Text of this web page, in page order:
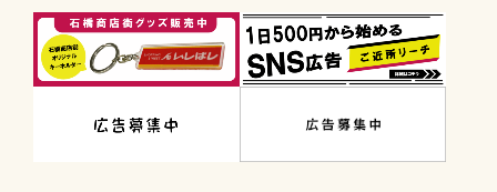
2017年9月
2016年7月
2016年6月
2016年5月
2015年4月